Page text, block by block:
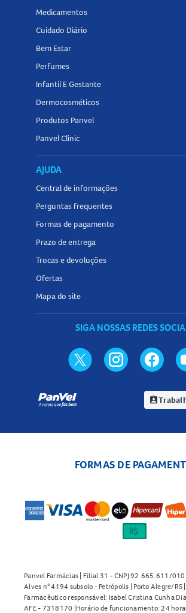
Medicamentos
Cuidado Diário
Bem Estar
Perfumes
Infantil E Gestante
Dermocosméticos
Produtos Panvel
Panvel Clinic
AJUDA
Central de informações
Perguntas frequentes
Formas de pagamento
Prazo de entrega
Trocas e devoluções
Ofertas
Mapa do site
SIGA NOSSAS REDES
assignment_ind
FORMAS DE
Panvel Farmácias | Filial 31 - CNPJ 92.665.611/
Alves n° 4194 subsolo - Petrópolis | Porto Alegre/RS
Farmacêutico responsável: Isabel Cristina Cunha
AFE - 7318170 |Horário de funcionamento: 24